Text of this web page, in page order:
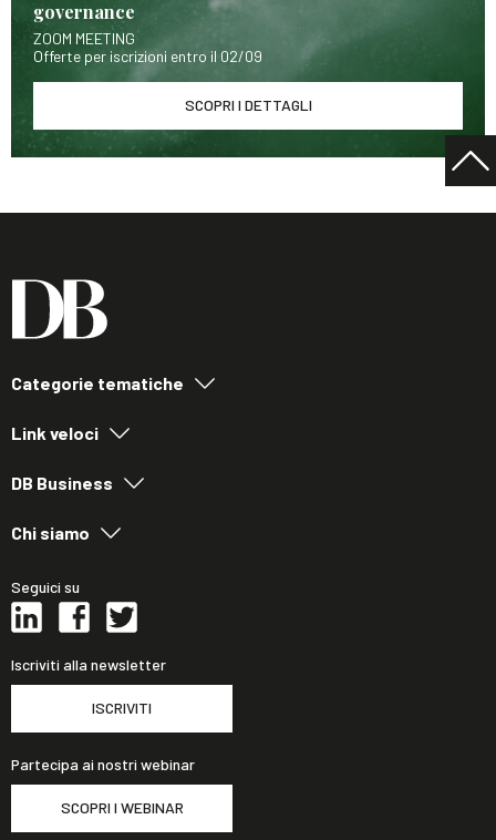
governance
ZOOM MEETING
Offerte per iscrizioni entro il 02/09
SCOPRI I DETTAGLI
Categorie tematiche
Link veloci
DB Business
Chi siamo
Seguici su
Iscriviti alla newsletter
ISCRIVITI
Partecipa ai nostri webinar
SCOPRI I WEBINAR